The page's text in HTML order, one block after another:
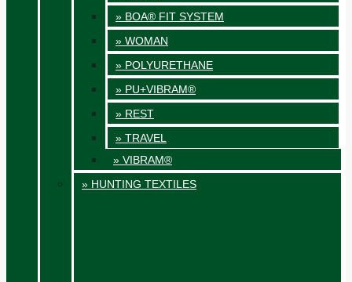
» BOA® FIT SYSTEM
» WOMAN
» POLYURETHANE
» PU+VIBRAM®
» REST
» TRAVEL
» VIBRAM®
» HUNTING TEXTILES